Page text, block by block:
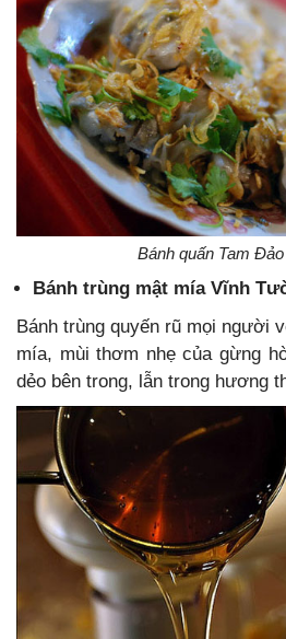
Bánh quấn Tam
Bánh trùng mật mía Vĩnh
Bánh trùng quyến rũ mọi người
mía, mùi thơm nhẹ của gừng
dẻo bên trong, lẫn trong hương